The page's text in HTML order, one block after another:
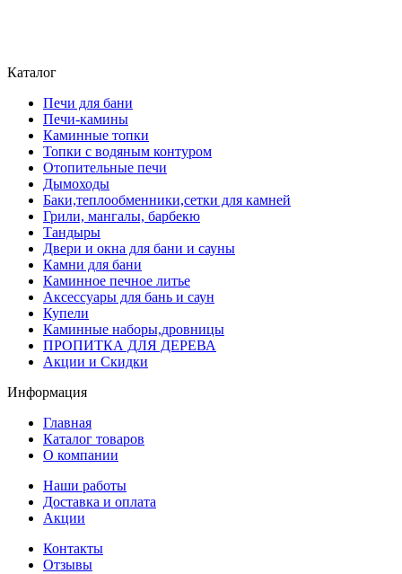
Каталог
Печи для бани
Печи-камины
Каминные топки
Топки с водяным контуром
Отопительные печи
Дымоходы
Баки,теплообменники,сетки для камней
Грили, мангалы, барбекю
Тандыры
Двери и окна для бани и сауны
Камни для бани
Каминное печное литье
Аксессуары для бань и саун
Купели
Каминные наборы,дровницы
ПРОПИТКА ДЛЯ ДЕРЕВА
Акции и Скидки
Информация
Главная
Каталог товаров
О компании
Наши работы
Доставка и оплата
Акции
Контакты
Отзывы